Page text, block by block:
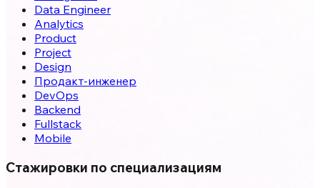
Data Engineer
Analytics
Product
Project
Design
Продакт-инженер
DevOps
Backend
Fullstack
Mobile
Стажировки по специализациям